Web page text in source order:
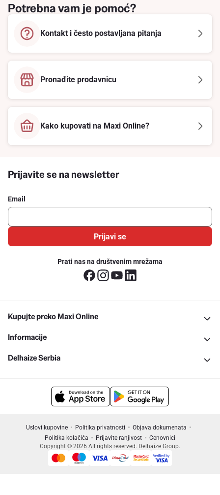
Potrebna vam je pomoć?
Kontakt i često postavljana pitanja
Pronađite prodavnicu
Kako kupovati na Maxi Online?
Prijavite se na newsletter
Email
Prijavi se
Prati nas na društvenim mrežama
Kupujte preko Maxi Online
Informacije
Delhaize Serbia
Uslovi kupovine Politika privatnosti
Objava dokumenata
Politika kolačića
Prijavite ranjivost
Cenovnici
Copyright © 2026 All rights reserved. Delhaize Group.